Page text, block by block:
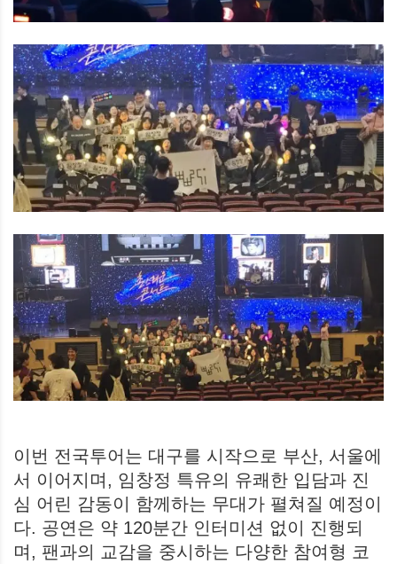
이번 전국투어는 대구를 시작으로 부산, 서울에
서 이어지며, 임창정 특유의 유쾌한 입담과 진
심 어린 감동이 함께하는 무대가 펼쳐질 예정이
다. 공연은 약 120분간 인터미션 없이 진행되
며, 팬과의 교감을 중시하는 다양한 참여형 코